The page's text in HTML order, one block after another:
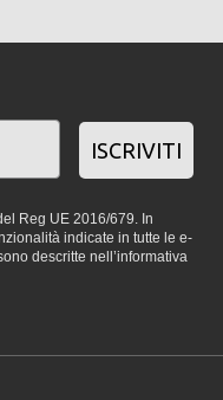
ISCRIVITI
Reg UE 2016/679. In
indicate in tutte le e-
descritte nell’informativa